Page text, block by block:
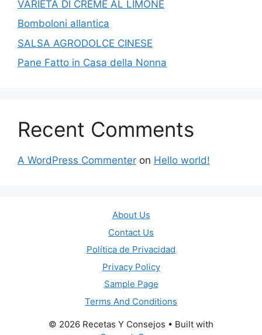
VARIETÀ DI CREME AL LIMONE
Bomboloni allantica
SALSA AGRODOLCE CINESE
Pane Fatto in Casa della Nonna
Recent Comments
A WordPress Commenter on Hello world!
About Us
Contact Us
Política de Privacidad
Privacy Policy
Sample Page
Terms And Conditions
© 2026 Recetas Y Consejos • Built with